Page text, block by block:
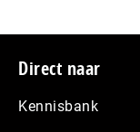
Footer
Direct naar
Kennisbank